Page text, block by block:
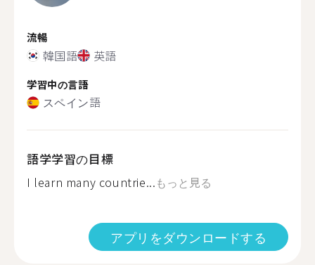
流暢
韓国語 英語
学習中の言語
スペイン語
語学学習の目標
I learn many countrie...もっと見る
アプリをダウンロードする